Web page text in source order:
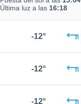
Última luz a las 16:18
-12°
-12°
-12°